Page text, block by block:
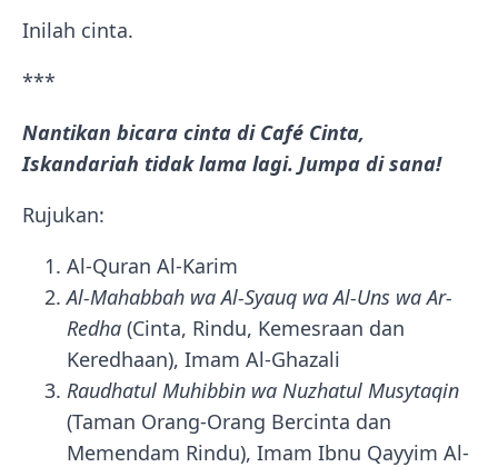
Inilah cinta.
***
Nantikan bicara cinta di Café Cinta,
Iskandariah tidak lama lagi. Jumpa di sana!
Rujukan:
Al-Quran Al-Karim
Al-Mahabbah wa Al-Syauq wa Al-Uns wa Ar-
Redha (Cinta, Rindu, Kemesraan dan
Keredhaan), Imam Al-Ghazali
Raudhatul Muhibbin wa Nuzhatul Musytaqin
(Taman Orang-Orang Bercinta dan
Memendam Rindu), Imam Ibnu Qayyim Al-